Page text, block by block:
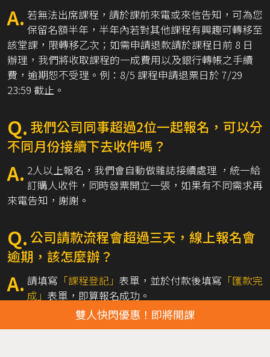
A. 若無法出席課程，請於課前來電或來信告知，可為您
保留名額半年，半年內若對其他課程有興趣可轉移至
該堂課，限轉移乙次；如需申請退款請於課程日前 8 日
辦理，我們將收取課程的一成費用以及銀行轉帳之手續
費，逾期恕不受理。例：8/5 課程申請退票日於 7/29
23:59 截止。
Q. 我們公司同事超過2位一起報名，可以分
不同月份接續下去收件嗎？
A. 2人以上報名，我們會自動做雜誌接續處理 ，統一給
訂購人收件，同時發票開立一張，如果有不同需求再
來電告知，謝謝。
Q.公司請款流程會超過三天，線上報名會
逾期，該怎麼辦？
A. 請填寫 「課程登記」 表單，並於付款後填寫 「匯款完
成」 表單，即算報名成功。
雙人快閃優惠！即將開課